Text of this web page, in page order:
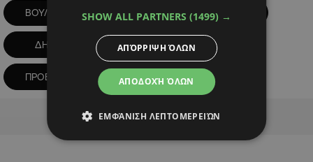
ΒΟΥΛΗ ΤΩΝ ΑΝΤΙΠΡΟΣΩΠΩΝ ΔΗΚΟ
ΔΗΣΥ ΕΛΑΜ
ΠΡΟΕΔΡΙΑ ΒΟΥΛΗΣ
Advertisement
SHOW ALL PARTNERS (1499) →
ΑΠΟΔΟΧΉ ΌΛΩΝ
ΑΠΌΡΡΙΨΗ ΌΛΩΝ
ΕΜΦΆΝΙΣΗ ΛΕΠΤΟΜΕΡΕΙΏΝ